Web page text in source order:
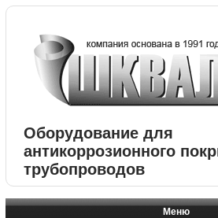
Оборудование для
антикоррозионного
трубопроводов
Меню